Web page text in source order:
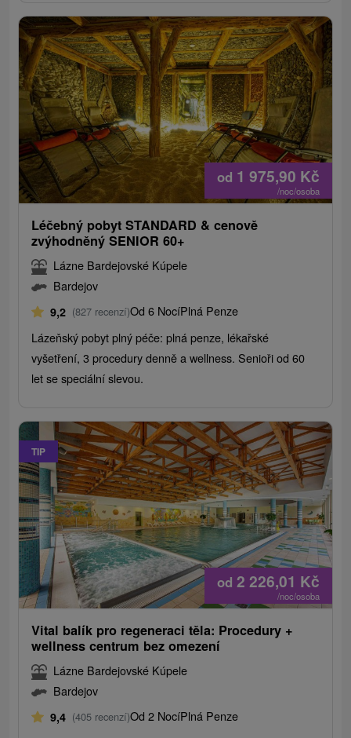
od 1 975,90 Kč
/noc/osoba
Léčebný pobyt STANDARD & cenově
zvýhodněný SENIOR 60+
Lázne Bardejovské Kúpele
Bardejov
9,2 (827 recenzí)Od 6 NocíPlná Penze
Lázeňský pobyt plný péče: plná penze, lékařské
vyšetření, 3 procedury denně a wellness. Senioři od 60
let se speciální slevou.
TIP
od 2 226,01 Kč
/noc/osoba
Vital balík pro regeneraci těla: Procedury +
wellness centrum bez omezení
Lázne Bardejovské Kúpele
Bardejov
9,4 (405 recenzí)Od 2 NocíPlná Penze